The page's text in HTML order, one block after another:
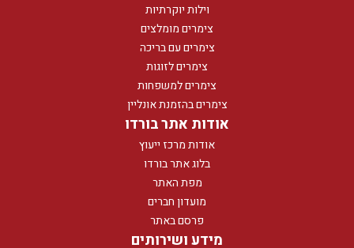
וילות יוקרתיות
צימרים מומלצים
צימרים עם בריכה
צימרים לזוגות
צימרים למשפחות
צימרים בהזמנת אונליין
אודות אתר בורדו
אודות מרכז ייעוץ
בלוג אתר בורדו
מפת האתר
מועדון חברים
פרסם באתר
מידע ושירותים